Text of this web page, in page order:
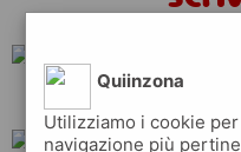
Quiinzona
Utilizziamo i cookie
navigazione più